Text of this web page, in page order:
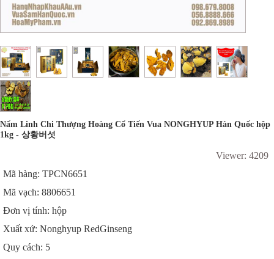
Nấm Linh Chi Thượng Hoàng Cổ Tiến Vua NONGHYUP Hàn Quốc hộp
1kg - 상황버섯
Viewer: 4209
Mã hàng: TPCN6651
Mã vạch: 8806651
Đơn vị tính: hộp
Xuất xứ: Nonghyup RedGinseng
Quy cách: 5